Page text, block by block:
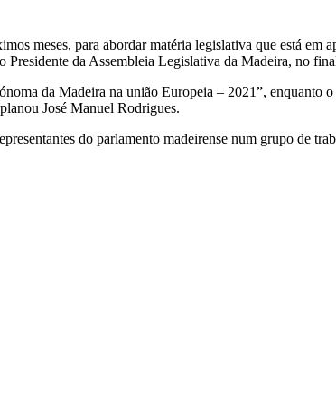
meses, para abordar matéria legislativa que está em
da Assembleia Legislativa da Madeira, no
da Madeira na união Europeia – 2021”, enquanto
José Manuel Rodrigues.
do parlamento madeirense num grupo de